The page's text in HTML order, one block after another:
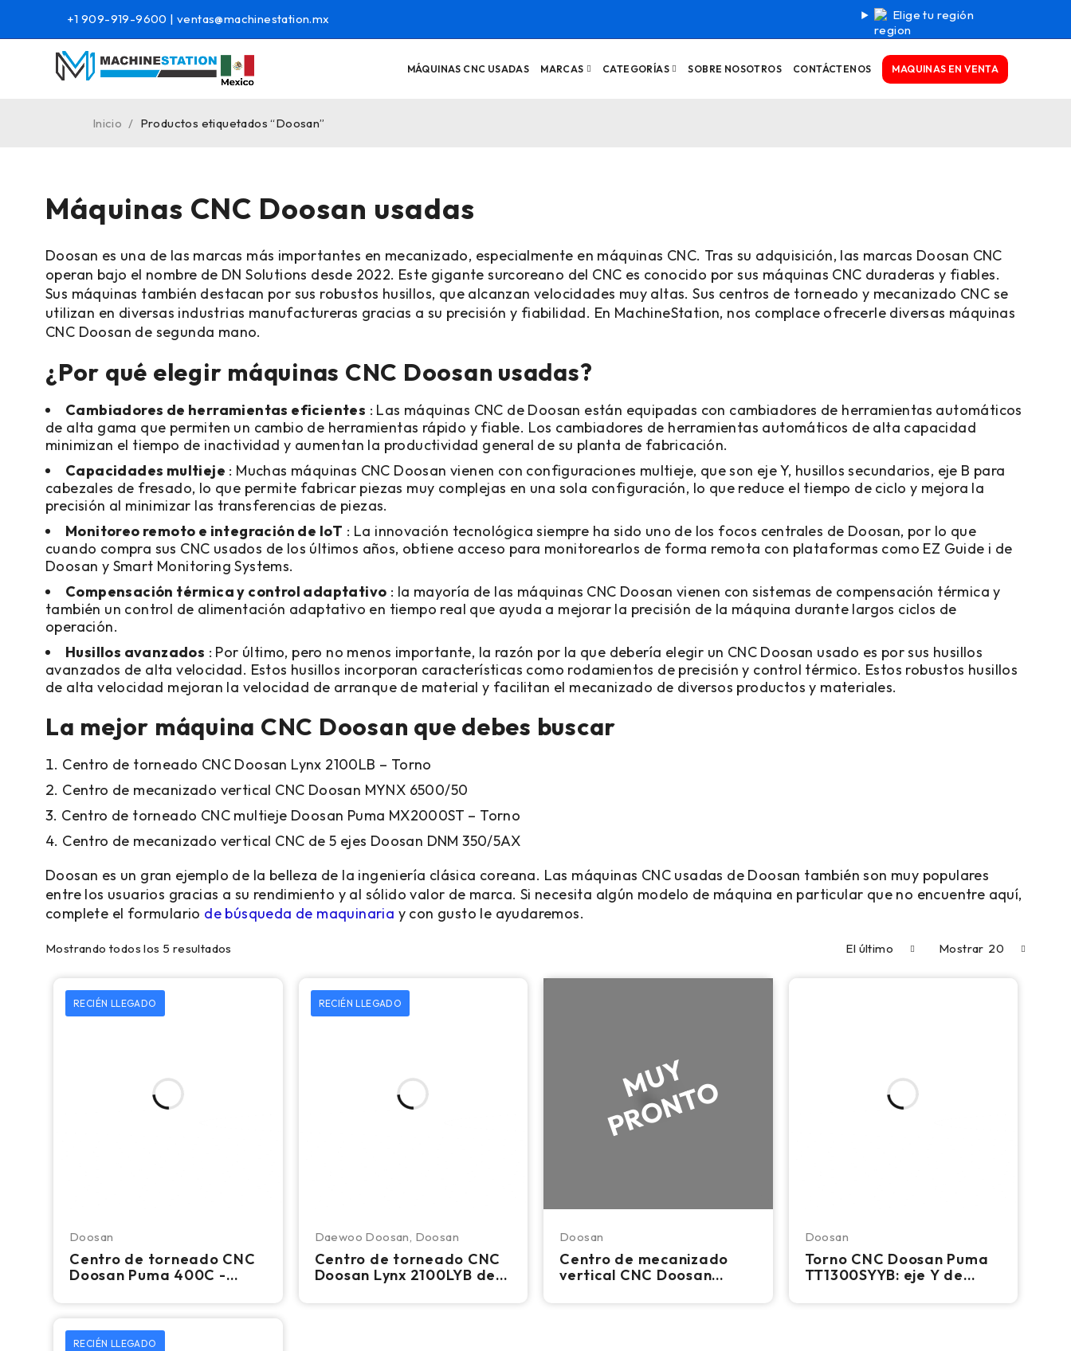
Elige tu región
+1 909-919-9600 | ventas@machinestation.mx
MÁQUINAS CNC USADAS MARCAS CATEGORÍAS SOBRE NOSOTROS CONTÁCTENOS MAQUINAS EN VENTA
Inicio / Productos etiquetados “Doosan”
Máquinas CNC Doosan usadas
Doosan es una de las marcas más importantes en mecanizado, especialmente en máquinas CNC. Tras su adquisición, las marcas Doosan CNC
operan bajo el nombre de DN Solutions desde 2022. Este gigante surcoreano del CNC es conocido por sus máquinas CNC duraderas y fiables.
Sus máquinas también destacan por sus robustos husillos, que alcanzan velocidades muy altas. Sus centros de torneado y mecanizado CNC se
utilizan en diversas industrias manufactureras gracias a su precisión y fiabilidad. En MachineStation, nos complace ofrecerle diversas máquinas
CNC Doosan de segunda mano.
¿Por qué elegir máquinas CNC Doosan usadas?
Cambiadores de herramientas eficientes : Las máquinas CNC de Doosan están equipadas con cambiadores de herramientas automáticos
de alta gama que permiten un cambio de herramientas rápido y fiable. Los cambiadores de herramientas automáticos de alta capacidad
minimizan el tiempo de inactividad y aumentan la productividad general de su planta de fabricación.
Capacidades multieje : Muchas máquinas CNC Doosan vienen con configuraciones multieje, que son eje Y, husillos secundarios, eje B para
cabezales de fresado, lo que permite fabricar piezas muy complejas en una sola configuración, lo que reduce el tiempo de ciclo y mejora la
precisión al minimizar las transferencias de piezas.
Monitoreo remoto e integración de IoT : La innovación tecnológica siempre ha sido uno de los focos centrales de Doosan, por lo que
cuando compra sus CNC usados ​​de los últimos años, obtiene acceso para monitorearlos de forma remota con plataformas como EZ Guide i de
Doosan y Smart Monitoring Systems.
Compensación térmica y control adaptativo : la mayoría de las máquinas CNC Doosan vienen con sistemas de compensación térmica y
también un control de alimentación adaptativo en tiempo real que ayuda a mejorar la precisión de la máquina durante largos ciclos de
operación.
Husillos avanzados : Por último, pero no menos importante, la razón por la que debería elegir un CNC Doosan usado es por sus husillos
avanzados de alta velocidad. Estos husillos incorporan características como rodamientos de precisión y control térmico. Estos robustos husillos
de alta velocidad mejoran la velocidad de arranque de material y facilitan el mecanizado de diversos productos y materiales.
La mejor máquina CNC Doosan que debes buscar
Centro de torneado CNC Doosan Lynx 2100LB – Torno
Centro de mecanizado vertical CNC Doosan MYNX 6500/50
Centro de torneado CNC multieje Doosan Puma MX2000ST – Torno
Centro de mecanizado vertical CNC de 5 ejes Doosan DNM 350/5AX
Doosan es un gran ejemplo de la belleza de la ingeniería clásica coreana. Las máquinas CNC usadas de Doosan también son muy populares
entre los usuarios gracias a su rendimiento y al sólido valor de marca. Si necesita algún modelo de máquina en particular que no encuentre aquí,
complete el formulario de búsqueda de maquinaria y con gusto le ayudaremos.
Mostrando todos los 5 resultados El último Mostrar 20
RECIÉN LLEGADO
Doosan
Centro de torneado CNC
Doosan Puma 400C -
RECIÉN LLEGADO
Daewoo Doosan, Doosan
Centro de torneado CNC
Doosan Lynx 2100LYB de
Doosan
Centro de mecanizado
vertical CNC Doosan
Doosan
Torno CNC Doosan Puma
TT1300SYYB: eje Y de
RECIÉN LLEGADO